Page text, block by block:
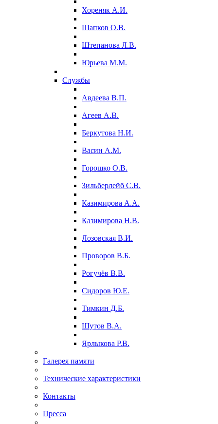
Хореняк А.И.
Шапков О.В.
Штепанова Л.В.
Юрьева М.М.
Службы
Авдеева В.П.
Агеев А.В.
Беркутова Н.И.
Васин А.М.
Горошко О.В.
Зильберлейб С.В.
Казимирова А.А.
Казимирова Н.В.
Лозовская В.И.
Проворов В.Б.
Рогучёв В.В.
Сидоров Ю.Е.
Тимкин Д.Б.
Шутов В.А.
Ярлыкова Р.В.
Галерея памяти
Технические характеристики
Контакты
Пресса